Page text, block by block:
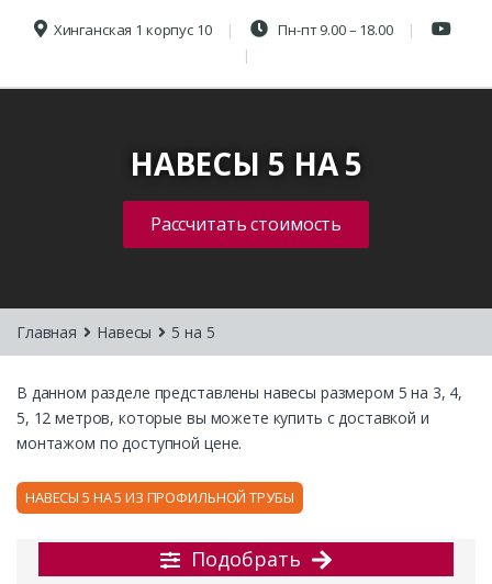
Хинганская 1 корпус 10 Пн-пт 9.00 – 18.00
НАВЕСЫ 5 НА 5
Рассчитать стоимость
Главная Навесы 5 на 5
В данном разделе представлены навесы размером 5 на 3, 4,
5, 12 метров, которые вы можете купить с доставкой и
монтажом по доступной цене.
НАВЕСЫ 5 НА 5 ИЗ ПРОФИЛЬНОЙ ТРУБЫ
Подобрать